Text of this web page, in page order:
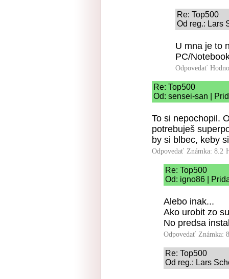
Re: Top500
Od reg.: Lars
U mna je to
PC/
Odpovedať
Re: Top500
Od: sensei-san |
To si nepochopil.
potrebuješ
by si blbec, keby
Odpovedať Známka: 8.2
Re: Top500
Od: igno86 |
Alebo inak...
Ako urobit zo
No predsa
Odpovedať Známka:
Re: Top500
Od reg.: Lars